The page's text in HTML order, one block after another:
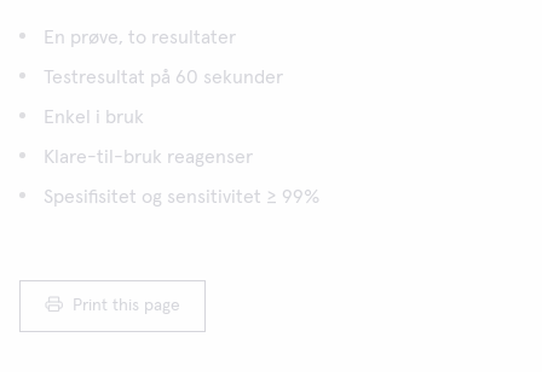
En prøve, to resultater
Testresultat på 60 sekunder
Enkel i bruk
Klare-til-bruk reagenser
Spesifisitet og sensitivitet ≥ 99%
Print this page